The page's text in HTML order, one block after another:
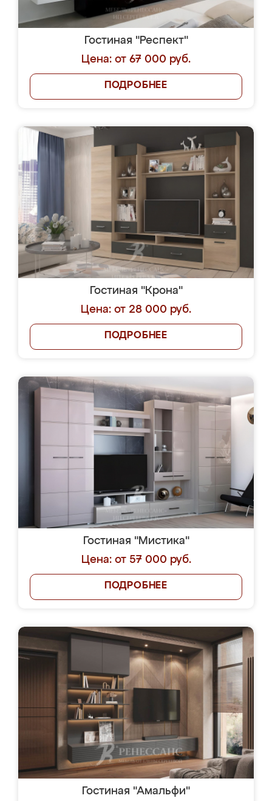
Гостиная "Респект"
Цена: от 67 000 руб.
ПОДРОБНЕЕ
Гостиная "Крона"
Цена: от 28 000 руб.
ПОДРОБНЕЕ
Гостиная "Мистика"
Цена: от 57 000 руб.
ПОДРОБНЕЕ
Гостиная "Амальфи"